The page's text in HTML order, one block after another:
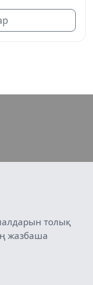
толық
жазбаша